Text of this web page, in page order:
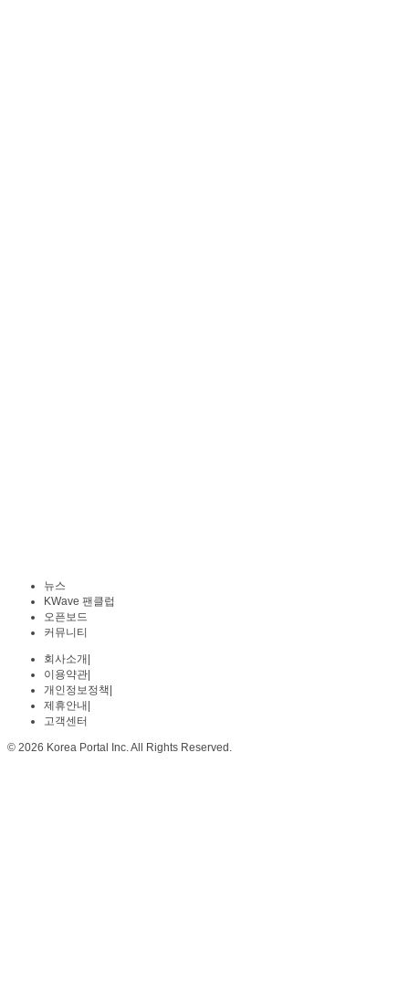
뉴스
KWave 팬클럽
오픈보드
커뮤니티
회사소개
이용약관
개인정보정책
제휴안내
고객센터
© 2026 Korea Portal Inc. All Rights Reserved.